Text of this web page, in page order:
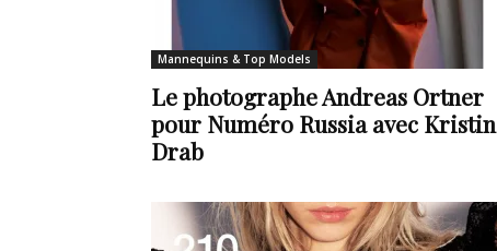
un
Mannequins & Top Models
Le photographe Andreas Ortner
pour Numéro Russia avec Kristin
Drab